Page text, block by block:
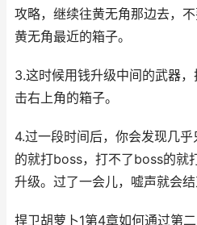
攻略，继续往黄无角那边去，
黄无角最近的箱子。
3.这时候用钱升级中间的武器
击右上角的箱子。
4.过一段时间后，你会发现几
的就打boss，打不了boss的就
升级。过了一会儿，嘘声就会结
捍卫胡萝卜1第4章如何通过第